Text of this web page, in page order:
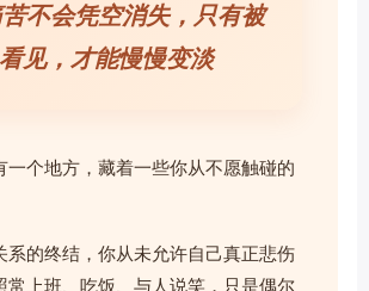
不会凭空消失，只有被
看见，才能慢慢变淡
一个地方，藏着一些你从不愿触碰的
系的终结，你从未允许自己真正悲伤
常上班、吃饭、与人说笑，只是偶尔